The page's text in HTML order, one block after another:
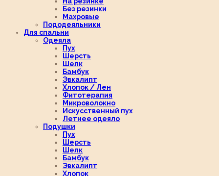
Без резинки
Махровые
Пододеяльники
Для спальни
Одеяла
Пух
Шерсть
Шелк
Бамбук
Эвкалипт
Хлопок / Лен
Фитотерапия
Микроволокно
Искусственный пух
Летнее одеяло
Подушки
Пух
Шерсть
Шелк
Бамбук
Эвкалипт
Хлопок